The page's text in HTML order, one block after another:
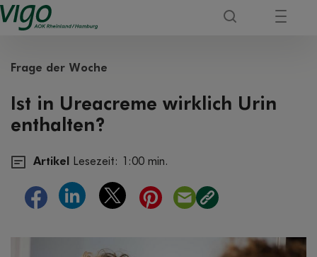
Frage der Woche
Ist in Ureacreme wirklich Urin
enthalten?
Artikel Lesezeit: 1:00 min.